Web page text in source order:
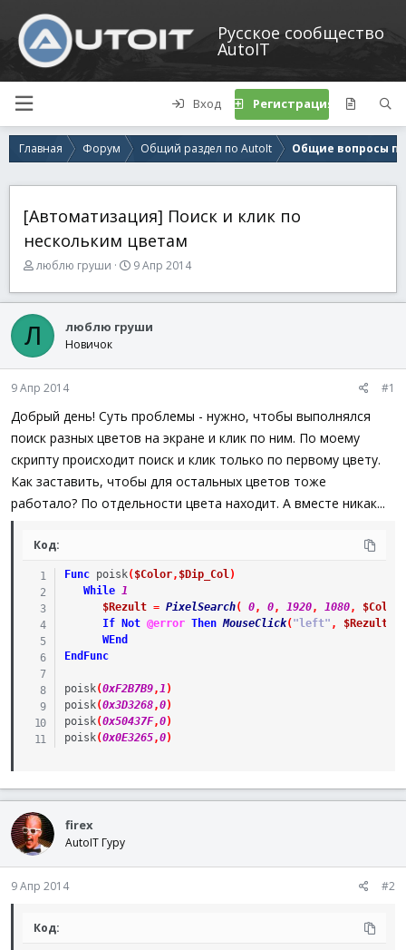
Русское сообщество
AutoIT
Вход Регистрация
Главная Форум Общий раздел по AutoIt Общие вопросы
[Автоматизация] Поиск и клик по
нескольким цветам
А
т
о
р
т
е
ы
люблю груши
Д
т
н
а
9 Апр 2014
Л люблю груши
Новичок
9 Апр 2014 #1
Добрый день! Суть проблемы - нужно, чтобы выполнялся
поиск разных цветов на экране и клик по ним. По моему
скрипту происходит поиск и клик только по первому цвету.
Как заставить, чтобы для остальных цветов тоже
работало? По отдельности цвета находит. А вместе никак...
Код:
Func poisk( $Color, $Dip_Col)
While 1
$Rezult = PixelSearch( 0, 0, 1920, 1080, $Color
If
Not @error Then MouseClick( "left" , $Rezult
WEnd
EndFunc
poisk(0xF2B7B9,1 )
poisk(0x3D3268,0)
poisk(0x50437F,0)
poisk(0x0E3265,0)
firex
AutoIT Гуру
9 Апр 2014 #2
Код: